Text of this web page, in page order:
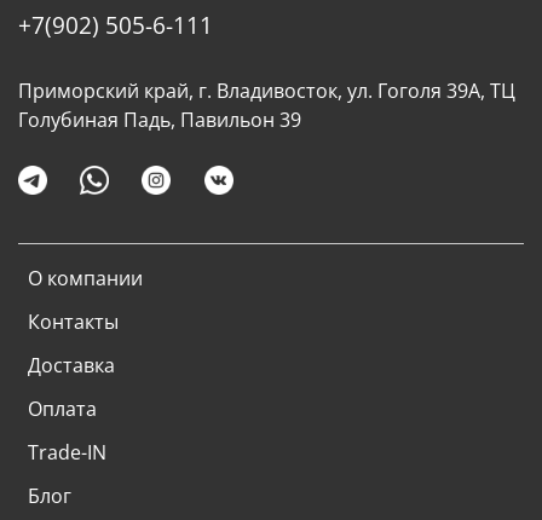
О компании
Контакты
Доставка
Оплата
Trade-IN
Блог
+7(902) 505-6-111
Приморский край, г. Владивосток, ул. Гоголя 39А, ТЦ
Голубиная Падь, Павильон 39